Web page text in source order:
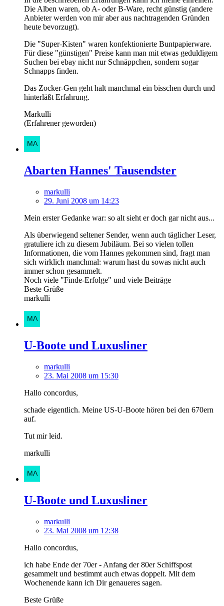
Die Alben waren, ob A- oder B-Ware, recht günstig (andere
Anbieter werden von mir aber aus nachtragenden Gründen
heute bevorzugt).
Die "Super-Kisten" waren konfektionierte Buntpapierware.
Für diese "günstigen" Preise kann man mit etwas geduldigem
Suchen bei ebay nicht nur Schnäppchen, sondern sogar
Schnapps finden.
Das Zocker-Gen geht halt manchmal ein bisschen durch und
hinterläßt Erfahrung.
Markulli
(Erfahrener geworden)
Abarten Hannes' Tausendster
markulli
29. Juni 2008 um 14:23
Mein erster Gedanke war: so alt sieht er doch gar nicht aus...
Als überwiegend seltener Sender, wenn auch täglicher Leser,
gratuliere ich zu diesem Jubiläum. Bei so vielen tollen
Informationen, die vom Hannes gekommen sind, fragt man
sich wirklich manchmal: warum hast du sowas nicht auch
immer schon gesammelt.
Noch viele "Finde-Erfolge" und viele Beiträge
Beste Grüße
markulli
U-Boote und Luxusliner
markulli
23. Mai 2008 um 15:30
Hallo concordus,
schade eigentlich. Meine US-U-Boote hören bei den 670ern
auf.
Tut mir leid.
markulli
U-Boote und Luxusliner
markulli
23. Mai 2008 um 12:38
Hallo concordus,
ich habe Ende der 70er - Anfang der 80er Schiffspost
gesammelt und bestimmt auch etwas doppelt. Mit dem
Wochenende kann ich Dir genaueres sagen.
Beste Grüße